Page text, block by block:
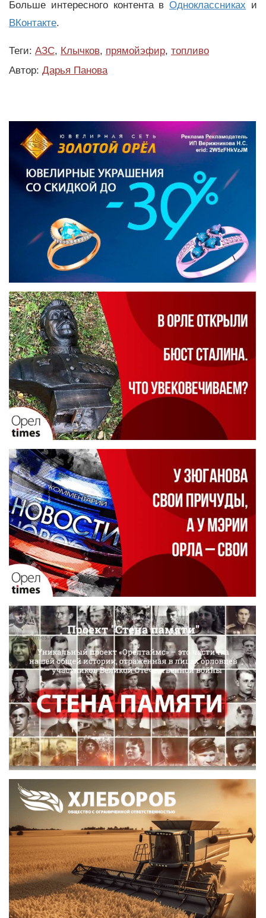
Больше интересного контента вОдноклассниках и
ВКонтакте.
Теги: АЗС, Клычков, прямойэфир, топливо
Автор: Дарья Панова